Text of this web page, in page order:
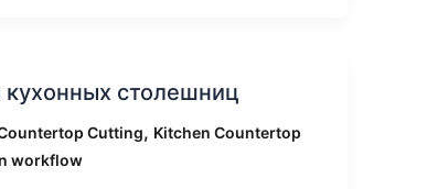
кухонных столешниц
Cutting, Kitchen Countertop
workflow